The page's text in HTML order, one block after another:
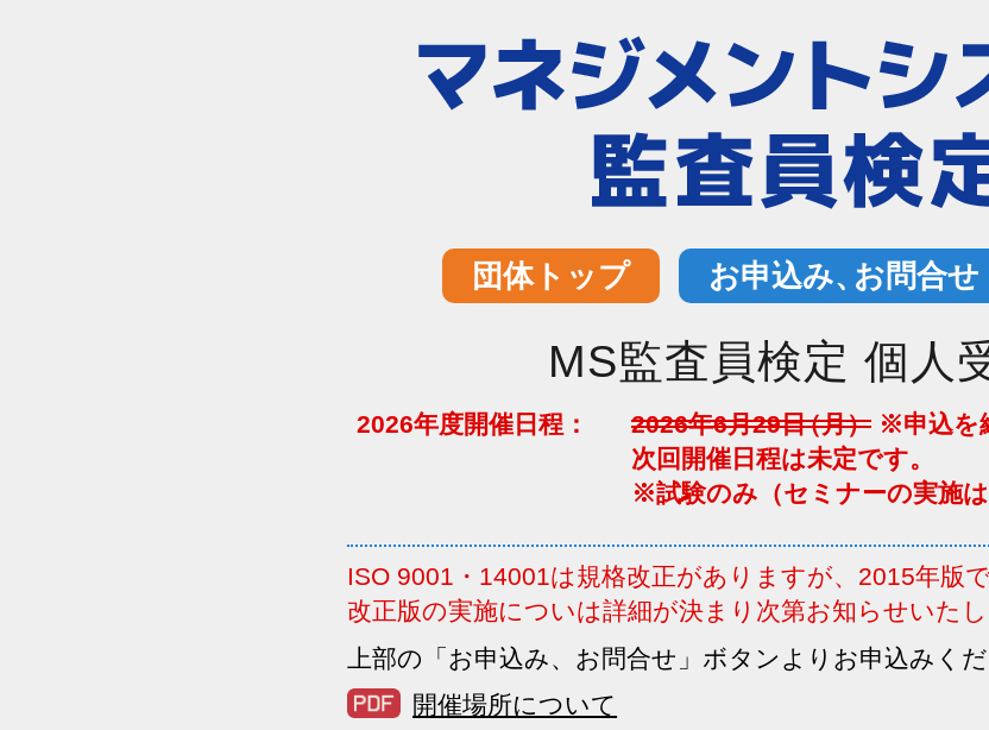
団体トップ お申込み、 お問合せ
MS監査員検定 個人
2026年度開催日程： 2026年6月29日（月） ※申込を
次回開催日程は未定です。
※試験のみ（セミナーの実施は
ISO 9001・14001は規格改正がありますが、2015年版
改正版の実施についは詳細が決まり次第お知らせいたし
上部の「お申込み、お問合せ」ボタンよりお申込みくだ
開催場所について